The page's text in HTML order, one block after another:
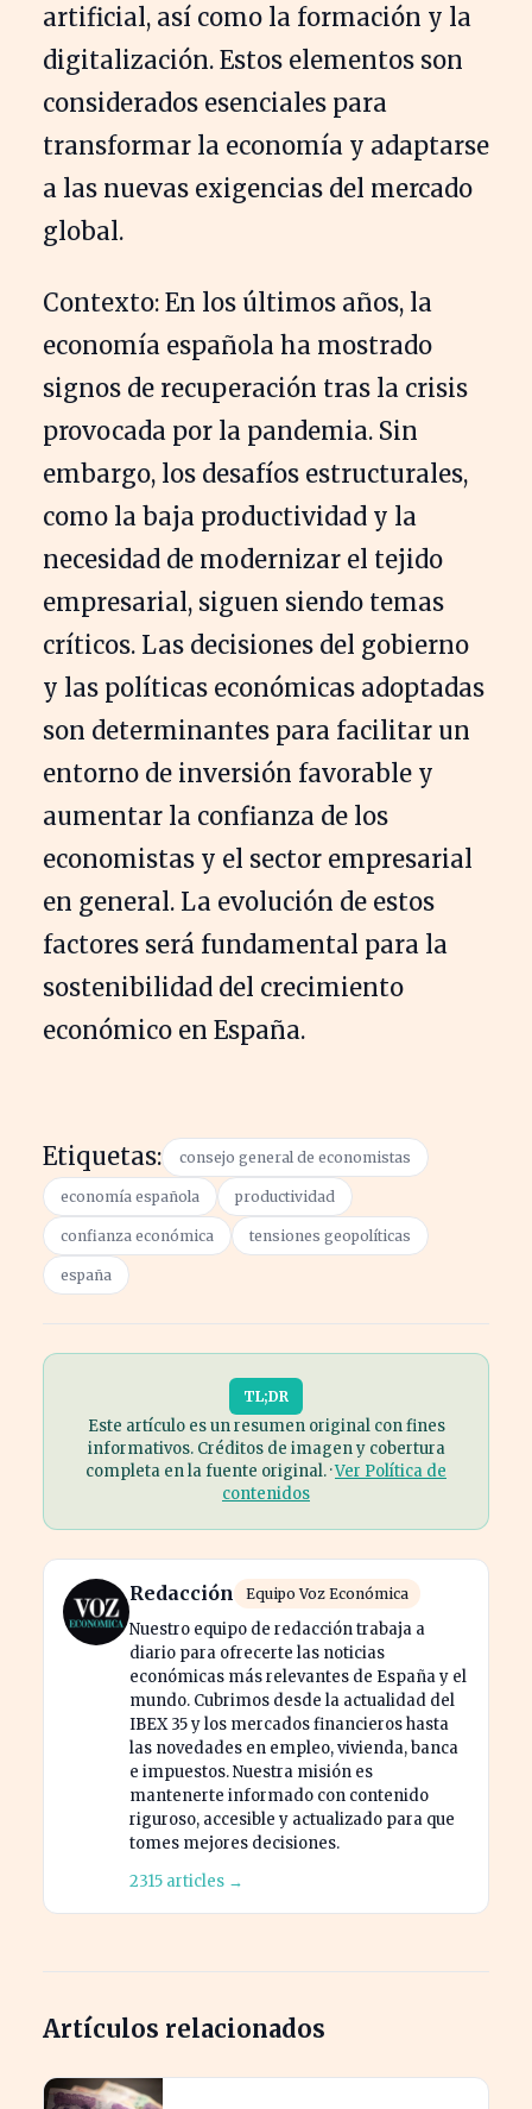
artificial, así como la formación y la
digitalización. Estos elementos son
considerados esenciales para
transformar la economía y adaptarse
a las nuevas exigencias del mercado
global.
Contexto: En los últimos años, la
economía española ha mostrado
signos de recuperación tras la crisis
provocada por la pandemia. Sin
embargo, los desafíos estructurales,
como la baja productividad y la
necesidad de modernizar el tejido
empresarial, siguen siendo temas
críticos. Las decisiones del gobierno
y las políticas económicas adoptadas
son determinantes para facilitar un
entorno de inversión favorable y
aumentar la confianza de los
economistas y el sector empresarial
en general. La evolución de estos
factores será fundamental para la
sostenibilidad del crecimiento
económico en España.
Etiquetas: consejo general de economistas
economía española productividad
confianza económica tensiones geopolíticas
españa
TL;DR
Este artículo es un resumen original con fines
informativos. Créditos de imagen y cobertura
completa en la fuente original. ·Ver Política de
contenidos
Redacción Equipo Voz Económica
Nuestro equipo de redacción trabaja a
diario para ofrecerte las noticias
económicas más relevantes de España y el
mundo. Cubrimos desde la actualidad del
IBEX 35 y los mercados financieros hasta
las novedades en empleo, vivienda, banca
e impuestos. Nuestra misión es
mantenerte informado con contenido
riguroso, accesible y actualizado para que
tomes mejores decisiones.
2315 articles →
Artículos relacionados